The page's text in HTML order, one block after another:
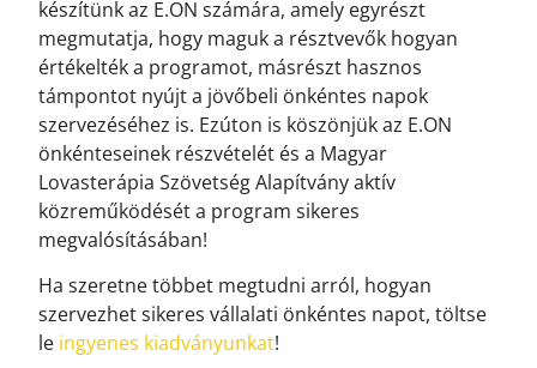
készítünk az E.ON számára, amely egyrészt
megmutatja, hogy maguk a résztvevők hogyan
értékelték a programot, másrészt hasznos
támpontot nyújt a jövőbeli önkéntes napok
szervezéséhez is. Ezúton is köszönjük az E.ON
önkénteseinek részvételét és a Magyar
Lovasterápia Szövetség Alapítvány aktív
közreműködését a program sikeres
megvalósításában!
Ha szeretne többet megtudni arról, hogyan
szervezhet sikeres vállalati önkéntes napot, töltse
le ingyenes kiadványunkat!